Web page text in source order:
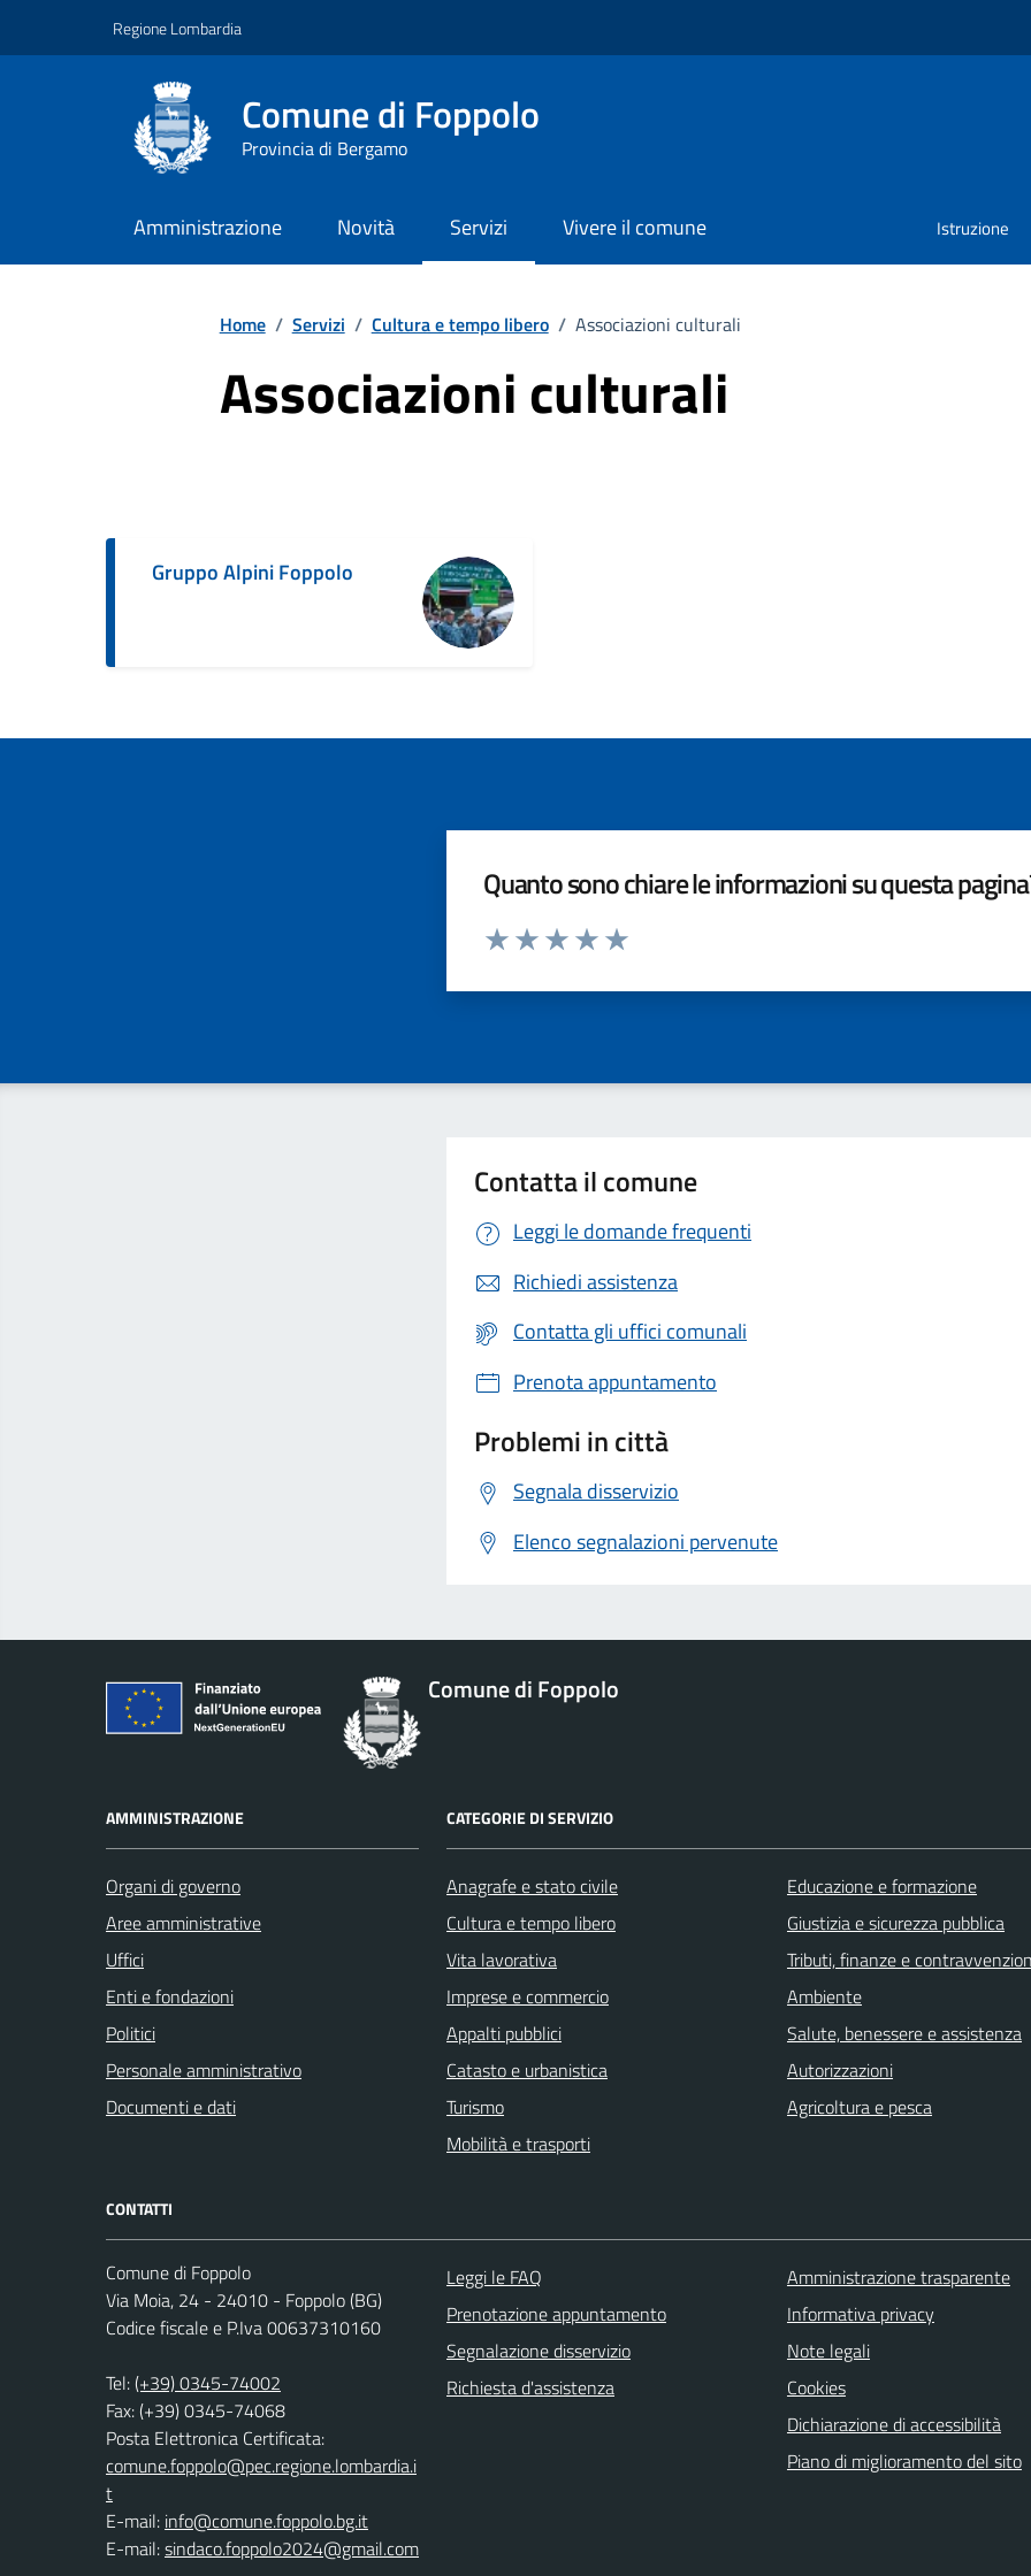
Regione Lombardia
Comune di Foppolo
Provincia di Bergamo
Amministrazione Novità Servizi Vivere il comune Istruzione
Home / Servizi / Cultura e tempo libero / Associazioni culturali
Associazioni culturali
Gruppo Alpini Foppolo
Quanto sono chiare le informazioni su questa
Valuta da 1 a 5 stelle la pagina
Contatta il comune
Leggi le domande frequenti
Richiedi assistenza
Contatta gli uffici comunali
Prenota appuntamento
Problemi in città
Segnala disservizio
Elenco segnalazioni pervenute
Comune di Foppolo
AMMINISTRAZIONE
Organi di governo
Aree amministrative
Uffici
Enti e fondazioni
Politici
Personale amministrativo
Documenti e dati
CATEGORIE DI SERVIZIO
Anagrafe e stato civile
Cultura e tempo libero
Vita lavorativa
Imprese e commercio
Appalti pubblici
Catasto e urbanistica
Turismo
Mobilità e trasporti
Educazione e formazione
Giustizia e sicurezza pubblica
Tributi, finanze e
Ambiente
Salute, benessere e assistenza
Autorizzazioni
Agricoltura e pesca
CONTATTI
Comune di Foppolo
Via Moia, 24 - 24010 - Foppolo (BG)
Codice fiscale e P.Iva 00637310160
Tel:(+39) 0345-74002
Fax: (+39) 0345-74068
Posta Elettronica Certificata:
comune.foppolo@pec.regione.lombardia.i
t
E-mail: info@comune.foppolo.bg.it
E-mail:sindaco.foppolo2024@gmail.com
Leggi le FAQ
Prenotazione appuntamento
Segnalazione disservizio
Richiesta d'assistenza
Amministrazione trasparente
Informativa privacy
Note legali
Cookies
Dichiarazione di accessibilità
Piano di miglioramento del sito